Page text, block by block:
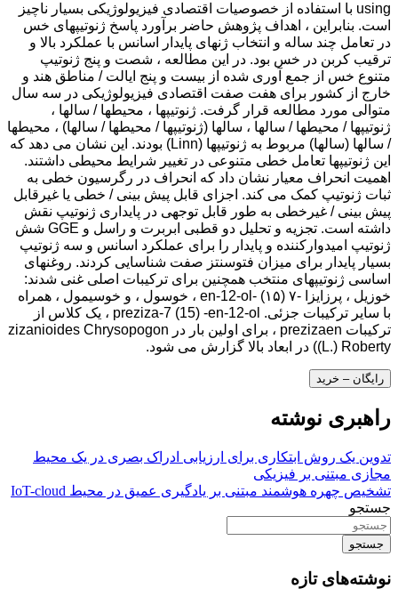
using با استفاده از خصوصیات اقتصادی فیزیولوژیکی بسیار ناچیز
است. بنابراین ، اهداف پژوهش حاضر برآورد پاسخ ژنوتیپهای خس
در تعامل چند ساله و انتخاب ژنهای پایدار اسانس با عملکرد بالا و
ترقیب کربن در خس بود. در این مطالعه ، شصت و پنج ژنوتیپ
متنوع خس از جمع آوری شده از بیست و پنج ایالت / مناطق هند و
خارج از کشور برای هفت صفت اقتصادی فیزیولوژیکی در سه سال
متوالی مورد مطالعه قرار گرفت. ژنوتیپها ، محیطها / سالها ،
ژنوتیپها / محیطها / سالها ، سالها (ژنوتیپها / محیطها / سالها) ، محیطها
/ سالها (سالها) مربوط به ژنوتیپها (Linn) بودند. این نشان می دهد که
این ژنوتیپها تعامل خطی متنوعی در تغییر شرایط محیطی داشتند.
اهمیت انحراف معیار نشان داد که انحراف در رگرسیون خطی به
ثبات ژنوتیپ کمک می کند. اجزای قابل پیش بینی / خطی یا غیرقابل
پیش بینی / غیرخطی به طور قابل توجهی در پایداری ژنوتیپ نقش
داشته است. تجزیه و تحلیل دو قطبی ابربرت و راسل و GGE شش
ژنوتیپ امیدوارکننده و پایدار را برای عملکرد اسانس و سه ژنوتیپ
بسیار پایدار برای میزان فتوسنتز صفت شناسایی کردند. روغنهای
اساسی ژنوتیپهای منتخب همچنین برای ترکیبات اصلی غنی شدند:
خوزیل ، پرزایزا -۷ (۱۵) -en-12-ol ، خوسول ، و خوسیمول ، همراه
با سایر ترکیبات جزئی. preziza-7 (15) -en-12-ol ، یک کلاس از
ترکیبات prezizaen ، برای اولین بار در zizanioides Chrysopogon
(L.) Roberty) در ابعاد بالا گزارش می شود.
رایگان – خرید
راهبری نوشته
تدوین یک روش ابتکاری برای ارزیابی ادراک بصری در یک محیط
مجازی مبتنی بر فیزیکی
تشخیص چهره هوشمند مبتنی بر یادگیری عمیق در محیط IoT-cloud
جستجو
جستجو
نوشته‌های تازه